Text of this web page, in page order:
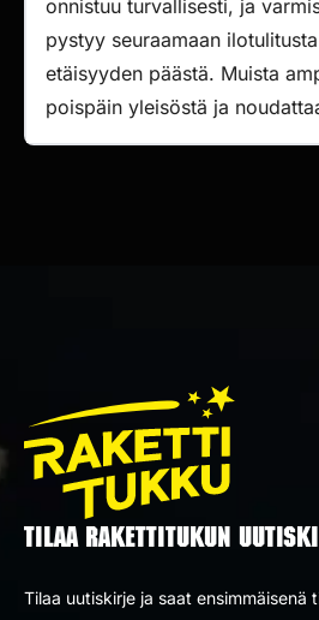
onnistuu turvallisesti, ja
pystyy seuraamaan
etäisyyden päästä. Muista
poispäin yleisöstä ja
TILAA RAKETTITUKUN
Tilaa uutiskirje ja saat ensimmäisenä